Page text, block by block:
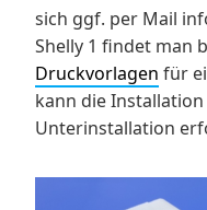
sich ggf. per Mail
Shelly 1 findet man
Druckvorlagen für
kann die
Unterinstallation